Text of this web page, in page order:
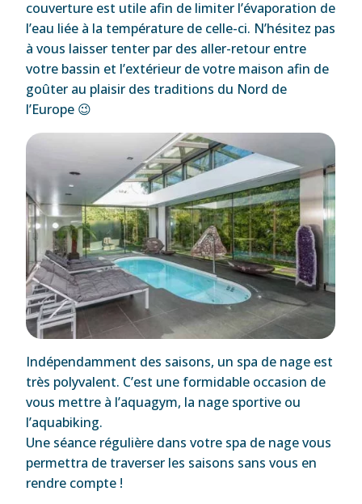
couverture est utile afin de limiter l’évaporation de
l’eau liée à la température de celle-ci. N’hésitez pas
à vous laisser tenter par des aller-retour entre
votre bassin et l’extérieur de votre maison afin de
goûter au plaisir des traditions du Nord de
l’Europe 😉
Indépendamment des saisons, un spa de nage est
très polyvalent. C’est une formidable occasion de
vous mettre à l’aquagym, la nage sportive ou
l’aquabiking.
Une séance régulière dans votre spa de nage vous
permettra de traverser les saisons sans vous en
rendre compte !